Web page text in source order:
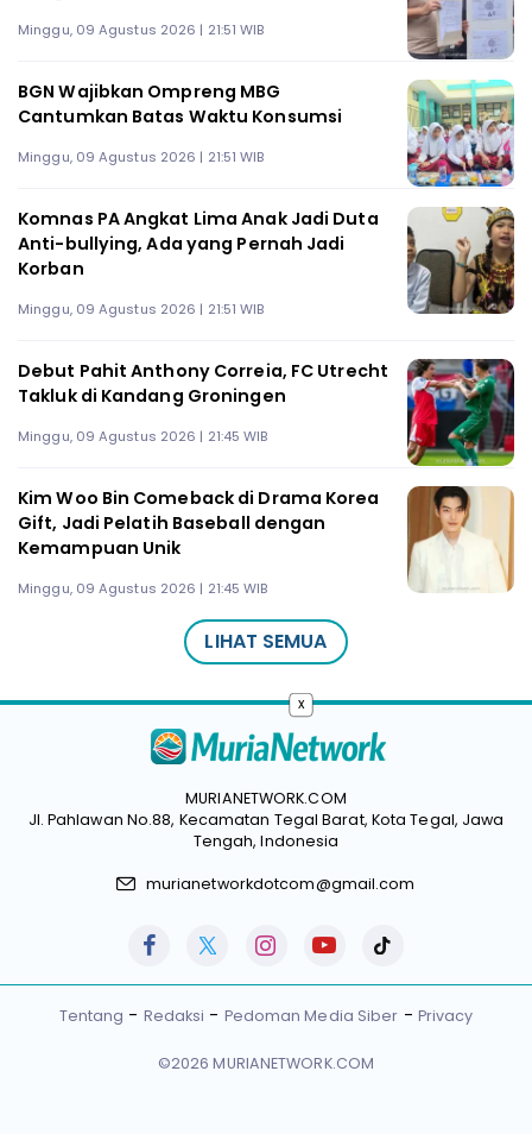
Minggu, 09 Agustus 2026 | 21:51 WIB
BGN Wajibkan Ompreng MBG
Cantumkan Batas Waktu Konsumsi
Minggu, 09 Agustus 2026 | 21:51 WIB
Komnas PA Angkat Lima Anak Jadi Duta
Anti-bullying, Ada yang Pernah Jadi
Korban
Minggu, 09 Agustus 2026 | 21:51 WIB
Debut Pahit Anthony Correia, FC Utrecht
Takluk di Kandang Groningen
Minggu, 09 Agustus 2026 | 21:45 WIB
Kim Woo Bin Comeback di Drama Korea
Gift, Jadi Pelatih Baseball dengan
Kemampuan Unik
Minggu, 09 Agustus 2026 | 21:45 WIB
LIHAT SEMUA
MURIANETWORK.COM
Jl. Pahlawan No.88, Kecamatan Tegal Barat, Kota Tegal, Jawa
Tengah, Indonesia
murianetworkdotcom@gmail.com
Tentang Redaksi Pedoman Media Siber Privacy
©2026 MURIANETWORK.COM
x